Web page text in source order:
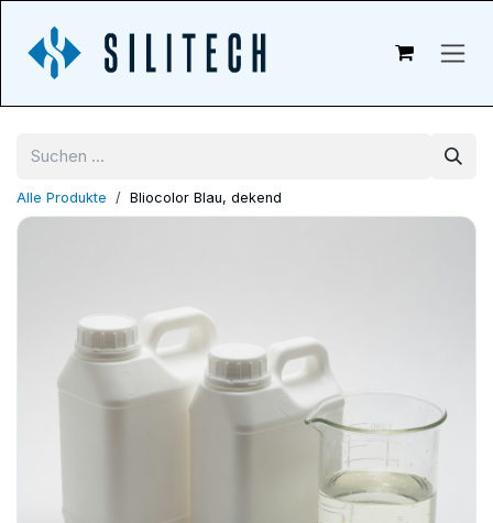
Alle Produkte Bliocolor Blau, dekend